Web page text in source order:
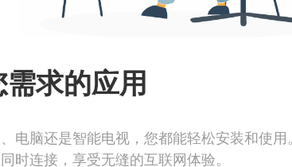
求的应用
脑还是智能电视，您都能轻松安装和使用。
时连接，享受无缝的互联网体验。